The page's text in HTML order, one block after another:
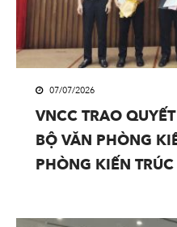
07/07/2026
VNCC TRAO
BỘ VĂN PHÒNG
PHÒNG KIẾN